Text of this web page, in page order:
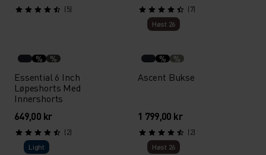
(5) (7)
% %
Essential 6 Inch
Løpeshorts Med
Innershorts
649,00 kr
(2)
Høst 26
% %
Ascent Bukse
1 799,00 kr
(2)
Light
Høst 26